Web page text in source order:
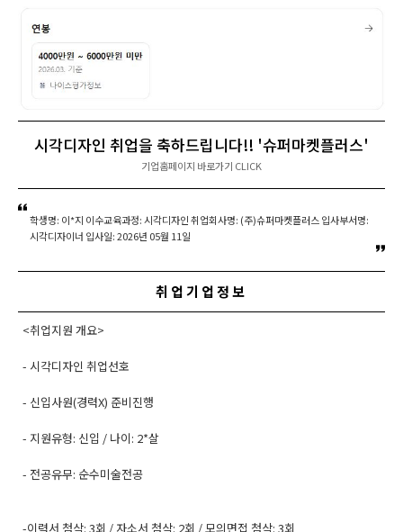
시각디자인 취업을 축하드립니다!! '슈퍼마켓플러스'
기업홈페이지 바로가기 CLICK
학생명: 이*지 이수교육과정: 시각디자인 취업회사명: (주)슈퍼마켓플러스 입사부서명:
시각디자이너 입사일: 2026년 05월 11일
취업기업정보
<취업지원 개요>
- 시각디자인 취업선호
- 신입사원(경력X) 준비진행
- 지원유형: 신입 / 나이: 2*살
- 전공유무: 순수미술전공
-이력서 첨삭: 3회 / 자소서 첨삭: 2회 / 모의면접 첨삭: 3회